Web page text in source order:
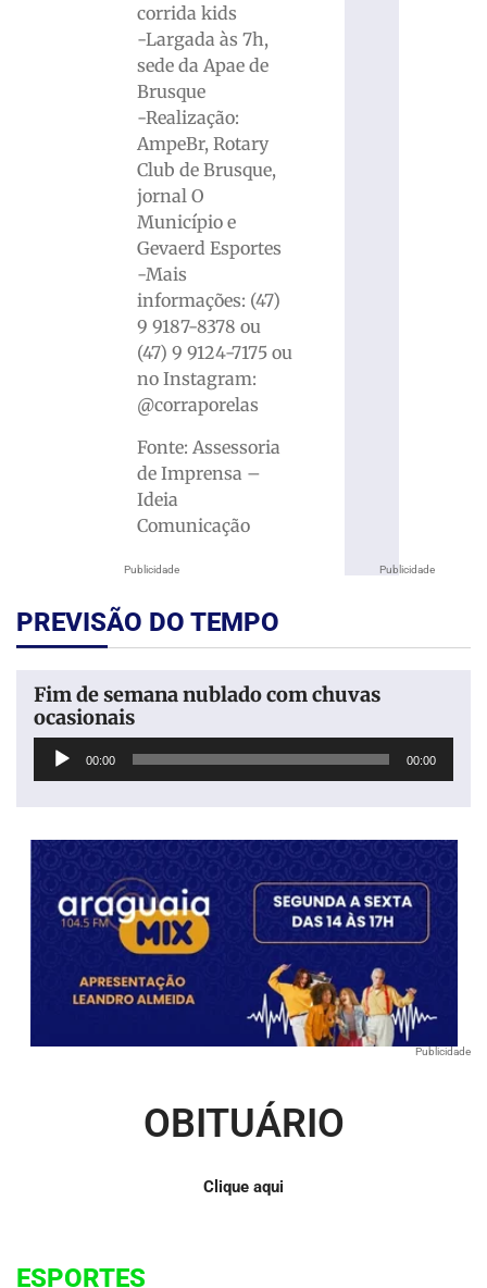
Publicidade
corrida kids
-Largada às 7h,
sede da Apae de
Brusque
-Realização:
AmpeBr, Rotary
Club de Brusque,
jornal O
Município e
Gevaerd Esportes
-Mais
informações: (47)
9 9187-8378 ou
(47) 9 9124-7175 ou
no Instagram:
@corraporelas
Fonte: Assessoria
de Imprensa –
Ideia
Comunicação
Publicidade
PREVISÃO DO TEMPO
Fim de semana nublado com chuvas
ocasionais
Tocador
00:00 00:00
Publicidade
OBITUÁRIO
Clique aqui
ESPORTES